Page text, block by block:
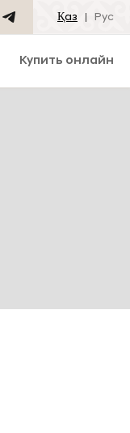
Қаз Рус
Купить онлайн